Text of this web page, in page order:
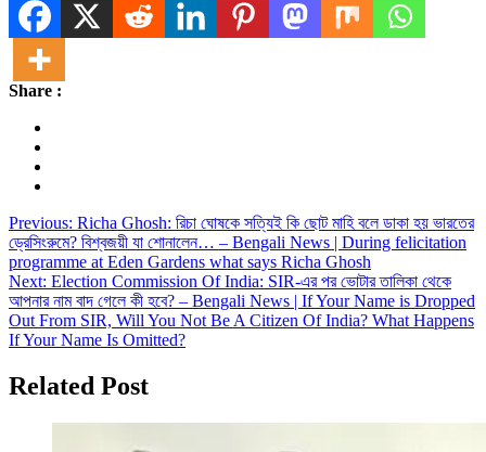
Share
Share :
Post
navigation
Previous: Richa Ghosh: রিচা ঘোষকে সত্যিই কি ছোট মাহি বলে ডাকা হয় ভারতের
ড্রেসিংরুমে? বিশ্বজয়ী যা শোনালেন… – Bengali News | During felicitation
programme at Eden Gardens what says Richa Ghosh
Next: Election Commission Of India: SIR-এর পর ভোটার তালিকা থেকে
আপনার নাম বাদ গেলে কী হবে? – Bengali News | If Your Name is Dropped
Out From SIR, Will You Not Be A Citizen Of India? What Happens
If Your Name Is Omitted?
Related Post